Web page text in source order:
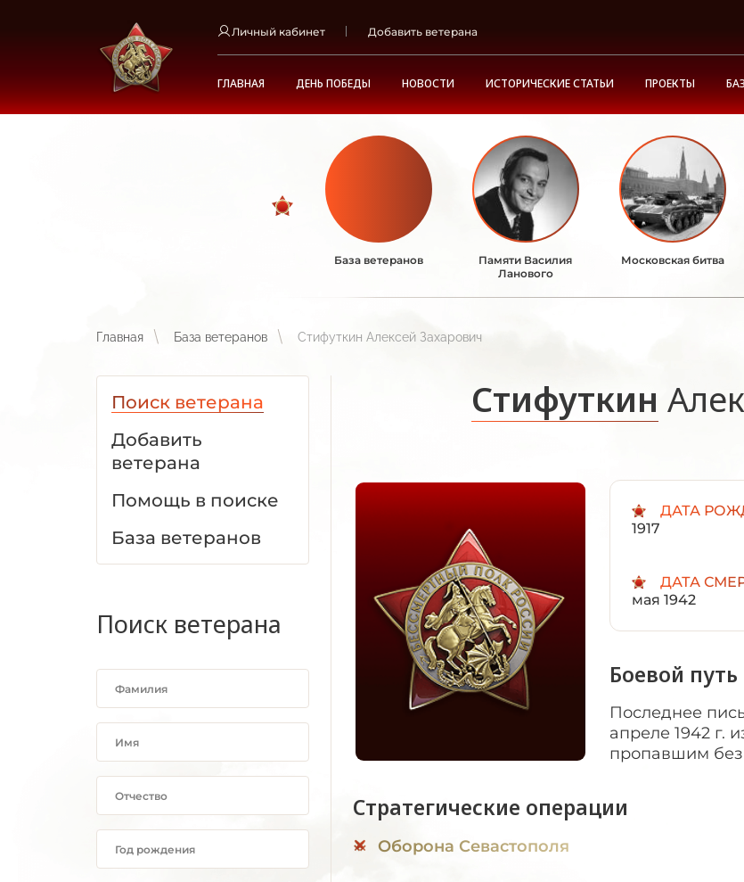
Личный кабинет Добавить ветерана
ГЛАВНАЯ ДЕНЬ ПОБЕДЫ НОВОСТИ ИСТОРИЧЕСКИЕ СТАТЬИ ПРОЕКТЫ
База ветеранов
Памяти Василия
Ланового
Московская битва
Главная База ветеранов Стифуткин Алексей Захарович
Поиск ветерана
Добавить
ветерана
Помощь в поиске
База ветеранов
Поиск ветерана
Стифуткин
ДАТА
1917
ДАТА
мая 1942
Боевой
Последнее
апреле 1942 г.
пропавшим без
Стратегические операции
Оборона Севастополя